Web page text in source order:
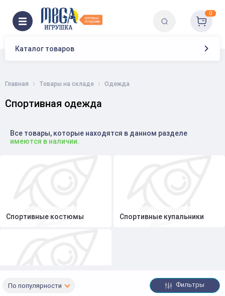
Каталог товаров
0
Главная Товары на складе Одежда
Спортивная одежда
Все товары, которые находятся в данном разделе
имеются в наличии.
Спортивные костюмы Спортивные купальники
Спортивные майки
По популярности Фильтры